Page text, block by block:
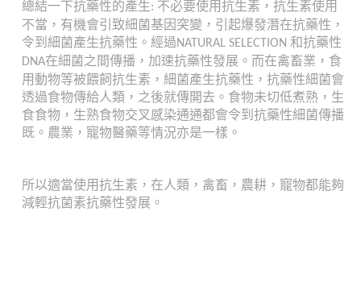
總結一下抗藥性的產生: 不必要使用抗生素，抗生素使用
不當，有機會引致細菌基因突變，引起爆發潛在抗藥性，
令到細菌產生抗藥性。經過NATURAL SELECTION 和抗藥性
DNA在細菌之間傳播，加速抗藥性發展。而在禽畜業，食
用動物等被餵飼抗生素，細菌產生抗藥性，抗藥性細菌會
透過食物傳給人類，之後就傳開去。食物未切低煮熟，生
食食物，生熟食物交叉感染通通都會令到抗藥性細菌傳播
既。 農業，寵物醫藥等情況亦是一樣。
所以適當使用抗生素，在人類，禽畜，農耕，寵物都能夠
減輕抗菌素抗藥性發展。